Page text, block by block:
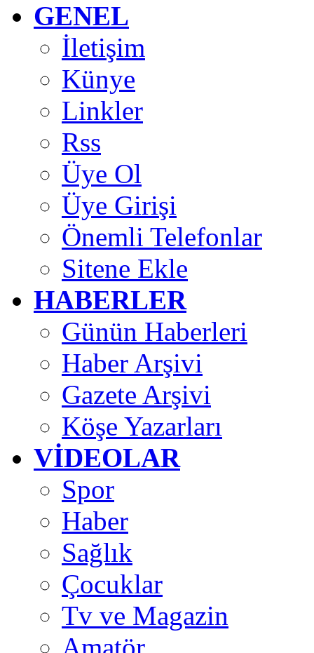
GENEL
İletişim
Künye
Linkler
Rss
Üye Ol
Üye Girişi
Önemli Telefonlar
Sitene Ekle
HABERLER
Günün Haberleri
Haber Arşivi
Gazete Arşivi
Köşe Yazarları
VİDEOLAR
Spor
Haber
Sağlık
Çocuklar
Tv ve Magazin